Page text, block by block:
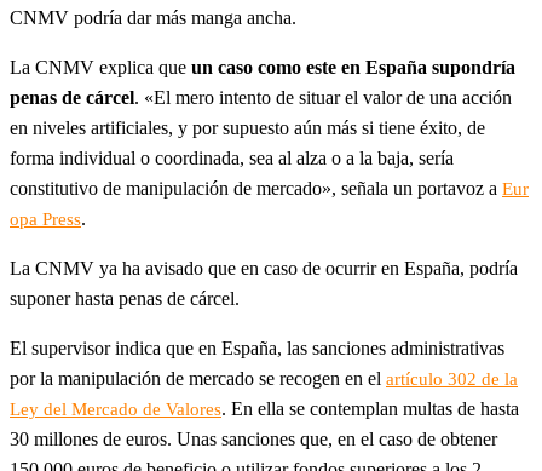
CNMV podría dar más manga ancha.
La CNMV explica que un caso como este en España supondría
penas de cárcel. «El mero intento de situar el valor de una acción
en niveles artificiales, y por supuesto aún más si tiene éxito, de
forma individual o coordinada, sea al alza o a la baja, sería
constitutivo de manipulación de mercado», señala un portavoz a Eur
opa Press.
La CNMV ya ha avisado que en caso de ocurrir en España, podría
suponer hasta penas de cárcel.
El supervisor indica que en España, las sanciones administrativas
por la manipulación de mercado se recogen en el artículo 302 de la
Ley del Mercado de Valores. En ella se contemplan multas de hasta
30 millones de euros. Unas sanciones que, en el caso de obtener